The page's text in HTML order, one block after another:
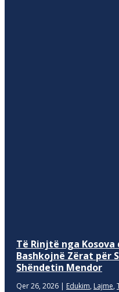
Të Rinjtë nga
Bashkojnë Zërat për
Shëndetin Mendor
Qer 26, 2026 | Edukim, Lajme,